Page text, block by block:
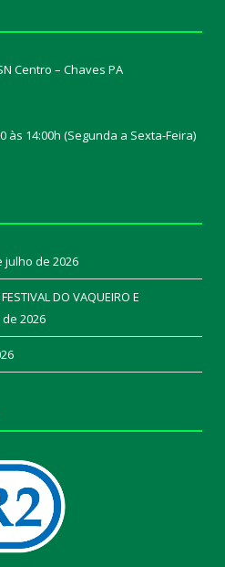
Centro – Chaves PA
às 14:00h (Segunda a Sexta-Feira)
julho de 2026
DO VAQUEIRO E
2026